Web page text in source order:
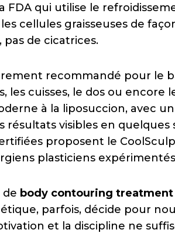
FDA qui utilise le
cellules graisseuses de
pas de cicatrices.
recommandé pour le
les cuisses, le dos ou encore
à la liposuccion, avec
visibles en quelques
proposent le
plasticiens
de body contouring treatment
parfois, décide pour
et la discipline ne